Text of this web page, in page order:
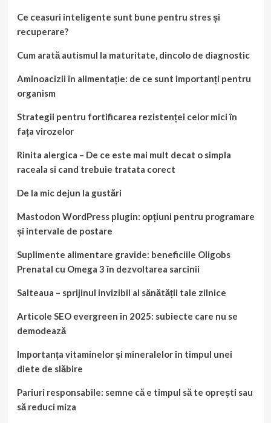
Ce ceasuri inteligente sunt bune pentru stres și
recuperare?
Cum arată autismul la maturitate, dincolo de diagnostic
Aminoacizii în alimentație: de ce sunt importanți pentru
organism
Strategii pentru fortificarea rezistenței celor mici în
fața virozelor
Rinita alergica – De ce este mai mult decat o simpla
raceala si cand trebuie tratata corect
De la mic dejun la gustări
Mastodon WordPress plugin: opțiuni pentru programare
și intervale de postare
Suplimente alimentare gravide: beneficiile Oligobs
Prenatal cu Omega 3 în dezvoltarea sarcinii
Salteaua – sprijinul invizibil al sănătății tale zilnice
Articole SEO evergreen în 2025: subiecte care nu se
demodează
Importanța vitaminelor și mineralelor în timpul unei
diete de slăbire
Pariuri responsabile: semne că e timpul să te oprești sau
să reduci miza